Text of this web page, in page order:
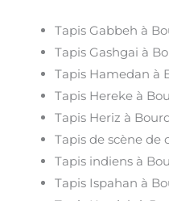
Tapis Gabbeh à
Tapis Gashgai à
Tapis Hamedan à
Tapis Hereke à
Tapis Heriz à
Tapis de scène de
Tapis indiens à
Tapis Ispahan à